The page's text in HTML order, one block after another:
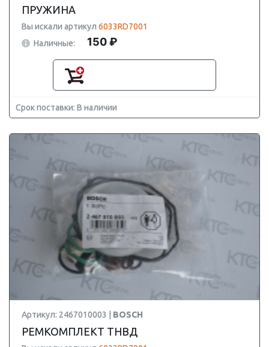
ПРУЖИНА
Вы искали артикул 6033RD7001
Наличные:
150 ₽
Срок поставки: В наличии
Артикул: 2467010003 | BOSCH
РЕМКОМПЛЕКТ ТНВД